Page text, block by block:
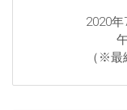
2020年
（※最